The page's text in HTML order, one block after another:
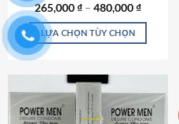
Được xếp
hạng4.87
5 sao
265,000₫ – 480,000₫
LỰA CHỌN TÙY CHỌN
này
có
nhiều